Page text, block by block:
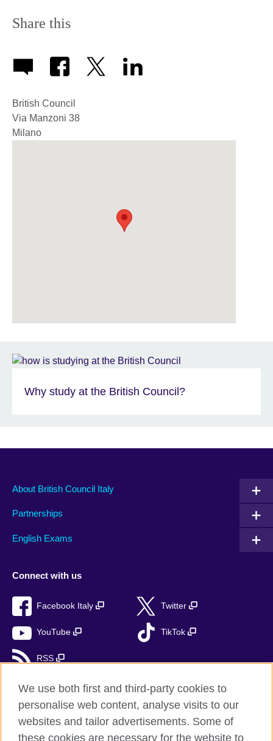
Share this
British Council
Via Manzoni 38
Milano
Why study at the British Council?
About British Council Italy
Partnerships
English Exams
Connect with us
Facebook Italy Twitter
YouTube TikTok
RSS
British Council global
Privacy and terms
We use both first and third-party cookies to
personalise web content, analyse visits to our
websites and tailor advertisements. Some of
these cookies are necessary for the website to